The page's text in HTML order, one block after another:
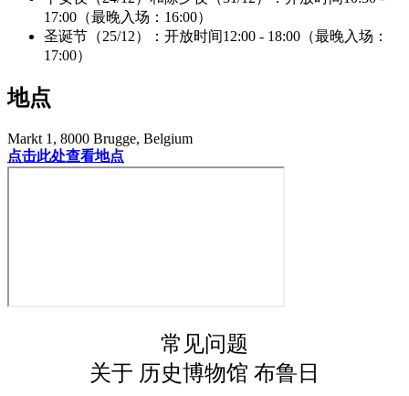
17:00（最晚入场：16:00）
圣诞节（25/12）：开放时间12:00 - 18:00（最晚入场：
17:00）
地点
Markt 1, 8000 Brugge, Belgium
点击此处查看地点
常见问题
关于 历史博物馆 布鲁日